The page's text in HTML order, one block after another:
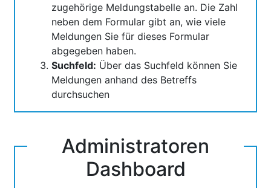
zugehörige Meldungstabelle an. Die Zahl
neben dem Formular gibt an, wie viele
Meldungen Sie für dieses Formular
abgegeben haben.
Suchfeld: Über das Suchfeld können Sie
Meldungen anhand des Betreffs
durchsuchen
Administratoren
Dashboard